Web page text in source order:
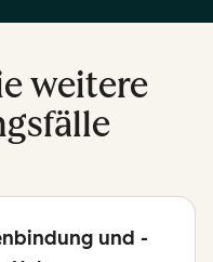
weitere
und -